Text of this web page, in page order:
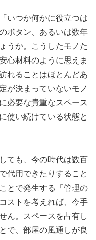
いつか何かに役立つは
ボタン、あるいは数年
うか。こうしたモノた
心材料のように思えま
れることはほとんどあ
が決まっていないモノ
必要な貴重なスペース
使い続けている状態と
ても、今の時代は数百
代用できたりすること
とで発生する「管理の
ストを考えれば、今手
ん。スペースを占有し
で、部屋の風通しが良